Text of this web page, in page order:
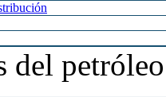
del petróleo